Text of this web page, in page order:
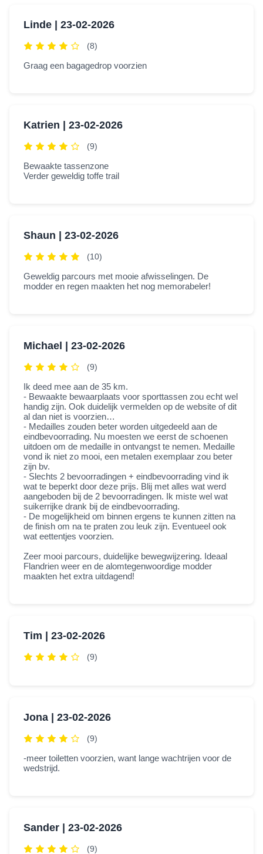
Linde | 23-02-2026
(8)
Graag een bagagedrop voorzien
Katrien | 23-02-2026
(9)
Bewaakte tassenzone
Verder geweldig toffe trail
Shaun | 23-02-2026
(10)
Geweldig parcours met mooie afwisselingen. De
modder en regen maakten het nog memorabeler!
Michael | 23-02-2026
(9)
Ik deed mee aan de 35 km.
- Bewaakte bewaarplaats voor sporttassen zou echt wel
handig zijn. Ook duidelijk vermelden op de website of dit
al dan niet is voorzien…
- Medailles zouden beter worden uitgedeeld aan de
eindbevoorrading. Nu moesten we eerst de schoenen
uitdoen om de medaille in ontvangst te nemen. Medaille
vond ik niet zo mooi, een metalen exemplaar zou beter
zijn bv.
- Slechts 2 bevoorradingen + eindbevoorrading vind ik
wat te beperkt door deze prijs. Blij met alles wat werd
aangeboden bij de 2 bevoorradingen. Ik miste wel wat
suikerrijke drank bij de eindbevoorrading.
- De mogelijkheid om binnen ergens te kunnen zitten na
de finish om na te praten zou leuk zijn. Eventueel ook
wat eettentjes voorzien.
Zeer mooi parcours, duidelijke bewegwijzering. Ideaal
Flandrien weer en de alomtegenwoordige modder
maakten het extra uitdagend!
Tim | 23-02-2026
(9)
Jona | 23-02-2026
(9)
-meer toiletten voorzien, want lange wachtrijen voor de
wedstrijd.
Sander | 23-02-2026
(9)